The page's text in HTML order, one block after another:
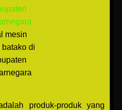
mesin
batako di
produk-produk yang